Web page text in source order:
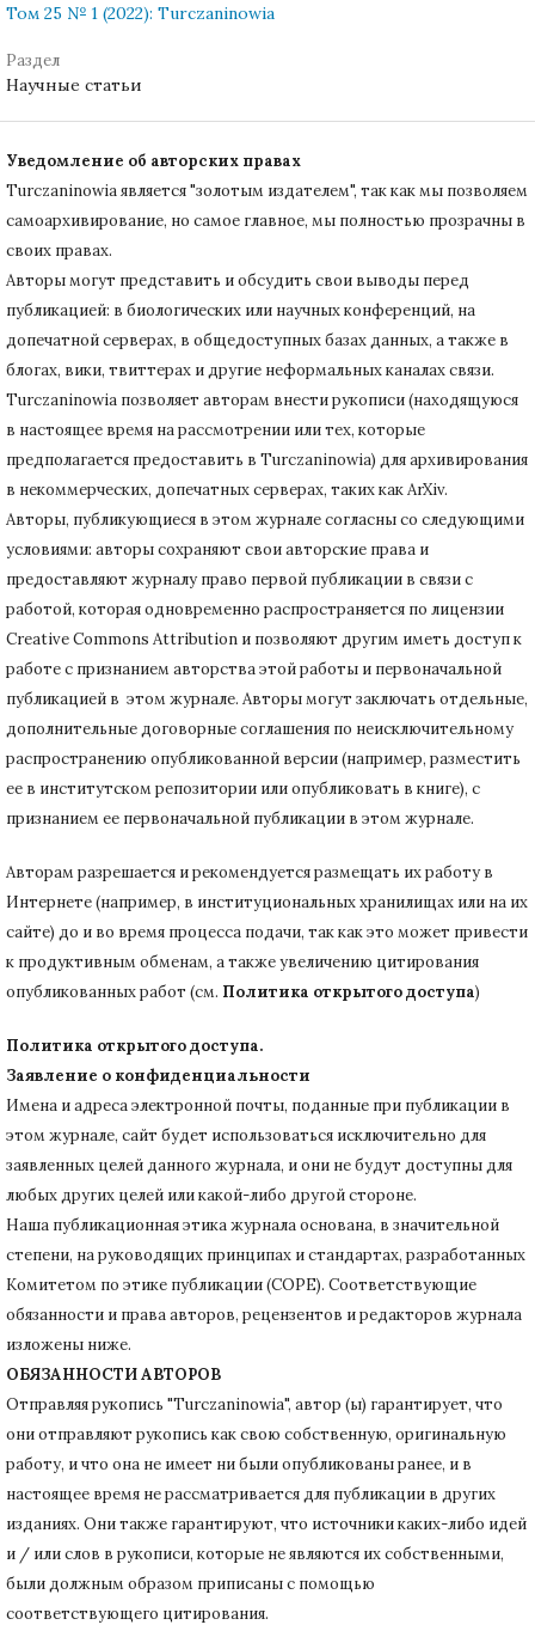
Том 25 № 1 (2022): Turczaninowia
Раздел
Научные статьи
Уведомление об авторских правах
Turczaninowiа является "золотым издателем", так как мы позволяем
самоархивирование, но самое главное, мы полностью прозрачны в
своих правах.
Авторы могут представить и обсудить свои выводы перед
публикацией: в биологических или научных конференций, на
допечатной серверах, в общедоступных базах данных, а также в
блогах, вики, твиттерах и другие неформальных каналах связи.
Turczaninowiа позволяет авторам внести рукописи (находящуюся
в настоящее время на рассмотрении или тех, которые
предполагается предоставить в Turczaninowia) для архивирования
в некоммерческих, допечатных серверах, таких как ArXiv.
Авторы, публикующиеся в этом журнале согласны со следующими
условиями: авторы сохраняют свои авторские права и
предоставляют журналу право первой публикации в связи с
работой, которая одновременно распространяется по лицензии
Creative Commons Attribution и позволяют другим иметь доступ к
работе с признанием авторства этой работы и первоначальной
публикацией в этом журнале. Авторы могут заключать отдельные,
дополнительные договорные соглашения по неисключительному
распространению опубликованной версии (например, разместить
ее в институтском репозитории или опубликовать в книге), с
признанием ее первоначальной публикации в этом журнале.
Авторам разрешается и рекомендуется размещать их работу в
Интернете (например, в институциональных хранилищах или на их
сайте) до и во время процесса подачи, так как это может привести
к продуктивным обменам, а также увеличению цитирования
опубликованных работ (см. Политика открытого доступа)
Политика открытого доступа.
Заявление о конфиденциальности
Имена и адреса электронной почты, поданные при публикации в
этом журнале, сайт будет использоваться исключительно для
заявленных целей данного журнала, и они не будут доступны для
любых других целей или какой-либо другой стороне.
Наша публикационная этика журнала основана, в значительной
степени, на руководящих принципах и стандартах, разработанных
Комитетом по этике публикации (COPE). Соответствующие
обязанности и права авторов, рецензентов и редакторов журнала
изложены ниже.
ОБЯЗАННОСТИ АВТОРОВ
Отправляя рукопись "Turczaninowia", автор (ы) гарантирует, что
они отправляют рукопись как свою собственную, оригинальную
работу, и что она не имеет ни были опубликованы ранее, и в
настоящее время не рассматривается для публикации в других
изданиях. Они также гарантируют, что источники каких-либо идей
и / или слов в рукописи, которые не являются их собственными,
были должным образом приписаны с помощью
соответствующего цитирования.